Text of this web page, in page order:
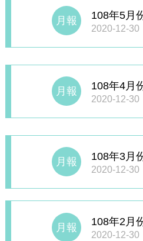
月報 108年5月
2020-12-30
月報 108年4月
2020-12-30
月報 108年3月
2020-12-30
月報 108年2月
2020-12-30